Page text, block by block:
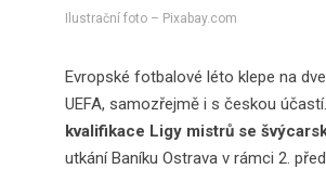
Ilustrační foto – Pixabay.com
Evropské fotbalové léto klepe na
UEFA, samozřejmě i s českou účastí.
kvalifikace Ligy mistrů se
utkání Baníku Ostrava v rámci 2.